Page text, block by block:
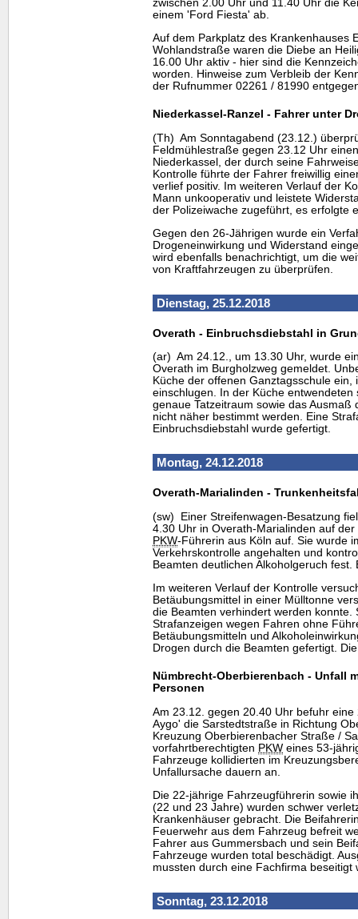
zwischen 2.00 Uhr und 11.40 Uhr die
einem 'Ford Fiesta' ab.
Auf dem Parkplatz des Krankenhauses
Wohlandstraße waren die Diebe an
16.00 Uhr aktiv - hier sind die
worden. Hinweise zum Verbleib der
der Rufnummer 02261 / 81990
Niederkassel-Ranzel - Fahrer unter
(Th) Am Sonntagabend (23.12.)
Feldmühlestraße gegen 23.12 Uhr
Niederkassel, der durch seine
Kontrolle führte der Fahrer freiwillig
verlief positiv. Im weiteren Verlauf der
Mann unkooperativ und leistete
der Polizeiwache zugeführt, es erfolgte
Gegen den 26-Jährigen wurde ein
Drogeneinwirkung und Widerstand
wird ebenfalls benachrichtigt, um die
von Kraftfahrzeugen zu überprüfen.
Dienstag, 25.12.2018
Overath - Einbruchsdiebstahl in
(ar) Am 24.12., um 13.30 Uhr, wurde
Overath im Burgholzweg gemeldet.
Küche der offenen Ganztagsschule ein,
einschlugen. In der Küche
genaue Tatzeitraum sowie das Ausmaß
nicht näher bestimmt werden. Eine
Einbruchsdiebstahl wurde gefertigt.
Montag, 24.12.2018
Overath-Marialinden -
(sw) Einer Streifenwagen-Besatzung
4.30 Uhr in Overath-Marialinden auf
PKW-Führerin aus Köln auf. Sie wurde
Verkehrskontrolle angehalten und
Beamten deutlichen Alkoholgeruch fest.
Im weiteren Verlauf der Kontrolle
Betäubungsmittel in einer Mülltonne
die Beamten verhindert werden konnte.
Strafanzeigen wegen Fahren ohne
Betäubungsmitteln und
Drogen durch die Beamten gefertigt.
Nümbrecht-Oberbierenbach - Unfall
Personen
Am 23.12. gegen 20.40 Uhr befuhr
Aygo' die Sarstedtstraße in Richtung
Kreuzung Oberbierenbacher Straße /
vorfahrtberechtigten PKW eines 53-
Fahrzeuge kollidierten im
Unfallursache dauern an.
Die 22-jährige Fahrzeugführerin sowie
(22 und 23 Jahre) wurden schwer
Krankenhäuser gebracht. Die
Feuerwehr aus dem Fahrzeug befreit
Fahrer aus Gummersbach und sein
Fahrzeuge wurden total beschädigt.
mussten durch eine Fachfirma beseitigt
Sonntag, 23.12.2018